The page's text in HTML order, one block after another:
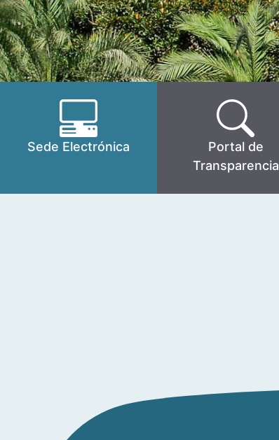
Sede Electrónica
Portal de
Transparencia